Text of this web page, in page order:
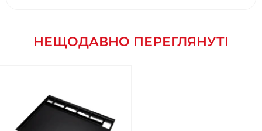
НЕЩОДАВНО ПЕРЕГЛЯНУТІ